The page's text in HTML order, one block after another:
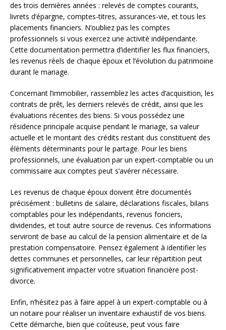
des trois dernières années : relevés de comptes courants,
livrets d’épargne, comptes-titres, assurances-vie, et tous les
placements financiers. N’oubliez pas les comptes
professionnels si vous exercez une activité indépendante.
Cette documentation permettra d’identifier les flux financiers,
les revenus réels de chaque époux et l’évolution du patrimoine
durant le mariage.
Concernant l’immobilier, rassemblez les actes d’acquisition, les
contrats de prêt, les derniers relevés de crédit, ainsi que les
évaluations récentes des biens. Si vous possédez une
résidence principale acquise pendant le mariage, sa valeur
actuelle et le montant des crédits restant dus constituent des
éléments déterminants pour le partage. Pour les biens
professionnels, une évaluation par un expert-comptable ou un
commissaire aux comptes peut s’avérer nécessaire.
Les revenus de chaque époux doivent être documentés
précisément : bulletins de salaire, déclarations fiscales, bilans
comptables pour les indépendants, revenus fonciers,
dividendes, et tout autre source de revenus. Ces informations
serviront de base au calcul de la pension alimentaire et de la
prestation compensatoire. Pensez également à identifier les
dettes communes et personnelles, car leur répartition peut
significativement impacter votre situation financière post-
divorce.
Enfin, n’hésitez pas à faire appel à un expert-comptable ou à
un notaire pour réaliser un inventaire exhaustif de vos biens.
Cette démarche, bien que coûteuse, peut vous faire